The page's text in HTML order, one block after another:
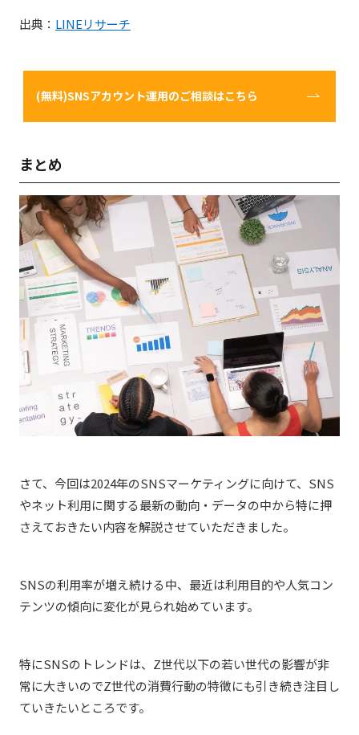
出典： LINEリサーチ
(無料)SNSアカウント運用のご相談はこちら
まとめ
さて、今回は2024年のSNSマーケティングに向けて、SNS
やネット利用に関する最新の動向・データの中から特に押
さえておきたい内容を解説させていただきました。
SNSの利用率が増え続ける中、最近は利用目的や人気コン
テンツの傾向に変化が見られ始めています。
特にSNSのトレンドは、Z世代以下の若い世代の影響が非
常に大きいのでZ世代の消費行動の特徴にも引き続き注目し
ていきたいところです。